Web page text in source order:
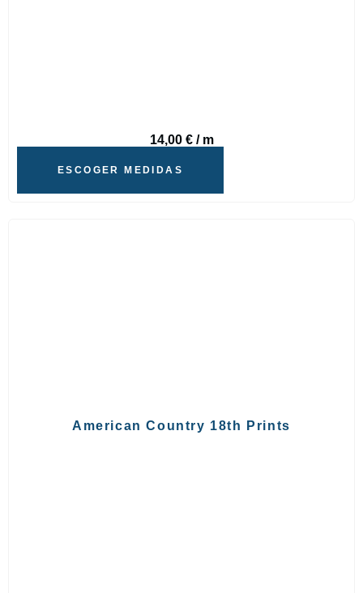
14,00 €/ m
ESCOGER MEDIDAS
American Country 18th Prints